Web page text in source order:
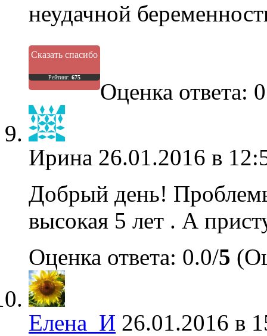
неудачной
Сказать спасибо
Рейтинг: 675
Оценка ответа:
Ирина 26.01.2016 в
Добрый день!
высокая 5 лет . А
Оценка ответа: 0.0/5
Елена_И 26.01.2016 в